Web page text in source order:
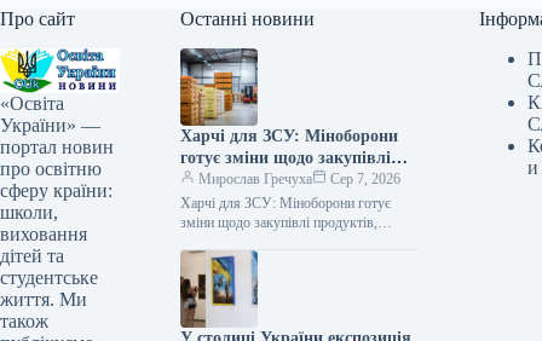
Про сайт
«Освіта
України» —
портал новин
про освітню
сферу країни:
школи,
виховання
дітей та
студентське
життя. Ми
також
Останні новини
Харчі для ЗСУ: Міноборони
готує зміни щодо закупівлі
продуктів, логістики та
контролю якості
Мирослав Гречуха
Сер 7, 2026
Харчі для ЗСУ: Міноборони готує
зміни щодо закупівлі продуктів,
07.08.2026 19:00 Укрінформ
Міністерство оборони України та…
и